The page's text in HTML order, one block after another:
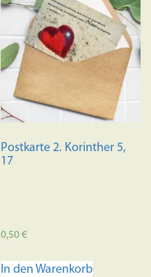
Postkarte 2. Korinther 5,
17
0,50€
In den Warenkorb